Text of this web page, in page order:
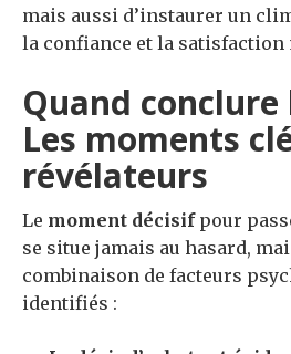
mais aussi d’instaurer un
la confiance et la satisfaction
Quand conclure
Les moments
révélateurs
Le moment décisifpour
se situe jamais au hasard,
combinaison de facteurs
identifiés :